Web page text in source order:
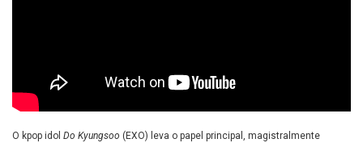
O kpop idol Do Kyungsoo (EXO) leva o papel principal, magistralmente